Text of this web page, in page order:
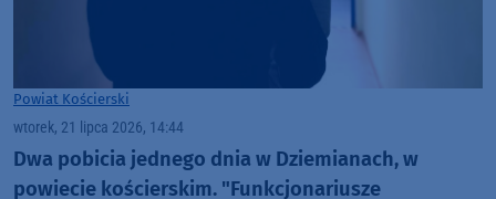
Powiat Kościerski
wtorek, 21 lipca 2026, 14:44
Dwa pobicia jednego dnia w Dziemianach, w
powiecie kościerskim. "Funkcjonariusze